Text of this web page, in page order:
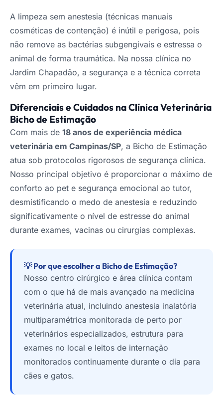
A limpeza sem anestesia (técnicas manuais
cosméticas de contenção) é inútil e perigosa, pois
não remove as bactérias subgengivais e estressa o
animal de forma traumática. Na nossa clínica no
Jardim Chapadão, a segurança e a técnica correta
vêm em primeiro lugar.
Diferenciais e Cuidados na Clínica Veterinária
Bicho de Estimação
Com mais de 18 anos de experiência médica
veterinária em Campinas/SP, a Bicho de Estimação
atua sob protocolos rigorosos de segurança clínica.
Nosso principal objetivo é proporcionar o máximo de
conforto ao pet e segurança emocional ao tutor,
desmistificando o medo de anestesia e reduzindo
significativamente o nível de estresse do animal
durante exames, vacinas ou cirurgias complexas.
💡 Por que escolher a Bicho de Estimação?
Nosso centro cirúrgico e área clínica contam
com o que há de mais avançado na medicina
veterinária atual, incluindo anestesia inalatória
multiparamétrica monitorada de perto por
veterinários especializados, estrutura para
exames no local e leitos de internação
monitorados continuamente durante o dia para
cães e gatos.